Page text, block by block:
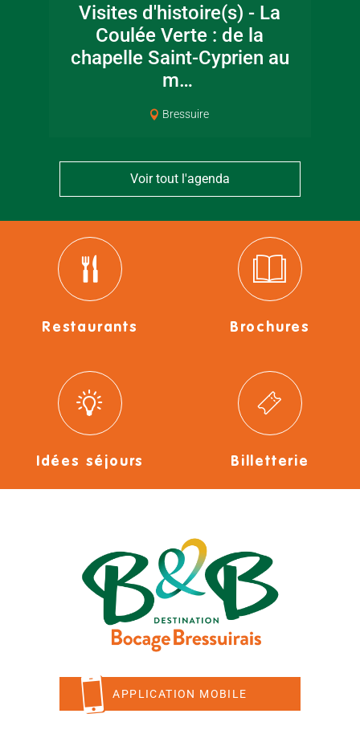
Visites d'histoire(s) - La
Coulée Verte : de la
chapelle Saint-Cyprien au
m…
Bressuire
Voir tout l'agenda
Restaurants Brochures
Idées séjours Billetterie
APPLICATION MOBILE